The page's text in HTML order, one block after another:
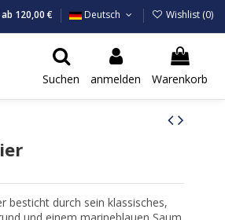
120,00 € Deutsch Wishlist (0)
Suchen anmelden Warenkorb
besticht durch sein klassisches,
und einem marineblauen Saum.